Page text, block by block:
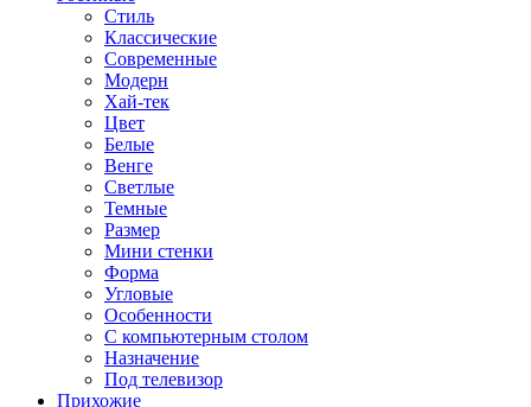
Стиль
Классические
Современные
Модерн
Хай-тек
Цвет
Белые
Венге
Светлые
Темные
Размер
Мини стенки
Форма
Угловые
Особенности
С компьютерным столом
Назначение
Под телевизор
Прихожие